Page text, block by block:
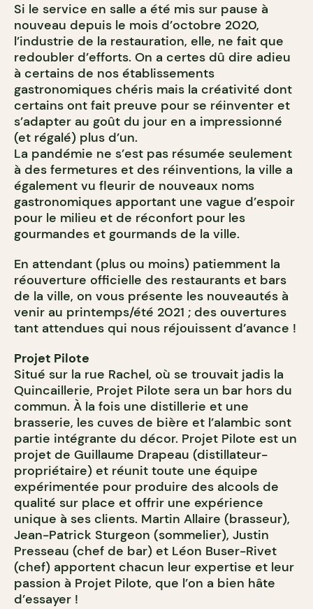
Si le service en salle a été mis sur pause à
nouveau depuis le mois d’octobre 2020,
l’industrie de la restauration, elle, ne fait que
redoubler d’efforts. On a certes dû dire adieu
à certains de nos établissements
gastronomiques chéris mais la créativité dont
certains ont fait preuve pour se réinventer et
s’adapter au goût du jour en a impressionné
(et régalé) plus d’un.
La pandémie ne s’est pas résumée seulement
à des fermetures et des réinventions, la ville a
également vu fleurir de nouveaux noms
gastronomiques apportant une vague d’espoir
pour le milieu et de réconfort pour les
gourmandes et gourmands de la ville.
En attendant (plus ou moins) patiemment la
réouverture officielle des restaurants et bars
de la ville, on vous présente les nouveautés à
venir au printemps/été 2021 ; des ouvertures
tant attendues qui nous réjouissent d’avance !
Projet Pilote
Situé sur la rue Rachel, où se trouvait jadis la
Quincaillerie, Projet Pilote sera un bar hors du
commun. À la fois une distillerie et une
brasserie, les cuves de bière et l’alambic sont
partie intégrante du décor. Projet Pilote est un
projet de Guillaume Drapeau (distillateur-
propriétaire) et réunit toute une équipe
expérimentée pour produire des alcools de
qualité sur place et offrir une expérience
unique à ses clients. Martin Allaire (brasseur),
Jean-Patrick Sturgeon (sommelier), Justin
Presseau (chef de bar) et Léon Buser-Rivet
(chef) apportent chacun leur expertise et leur
passion à Projet Pilote, que l’on a bien hâte
d’essayer !